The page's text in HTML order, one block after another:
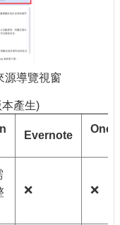
源導覽視窗
產生)
Evernote
❌ ❌